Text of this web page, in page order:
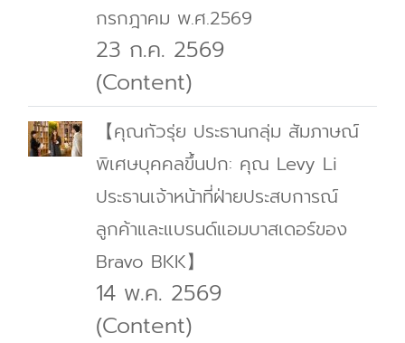
กรกฎาคม พ.ศ.2569
23 ก.ค. 2569
(Content)
【คุณกัวรุ่ย ประธานกลุ่ม สัมภาษณ์
พิเศษบุคคลขึ้นปก: คุณ Levy Li
ประธานเจ้าหน้าที่ฝ่ายประสบการณ์
ลูกค้าและแบรนด์แอมบาสเดอร์ของ
Bravo BKK】
14 พ.ค. 2569
(Content)